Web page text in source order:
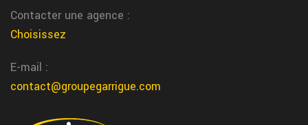
Contacter une agence :
Choisissez
E-mail :
contact@groupegarrigue.com